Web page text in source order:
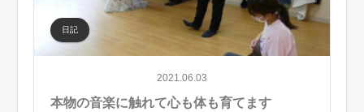
日記
2021.06.03
本物の音楽に触れて心も体も育てます